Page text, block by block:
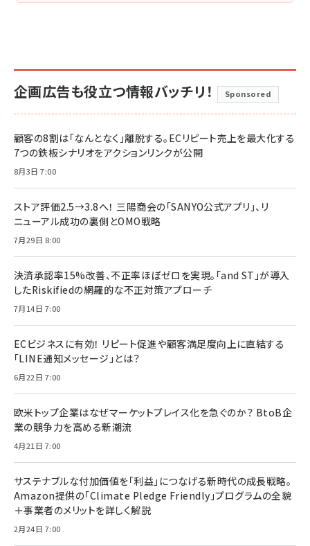
企画広告も役立つ情報バッチリ！ Sponsored
顧客の8割は「なんとなく」離脱する。ECリピート売上を最大化する
7つの鉄板シナリオをアクションリンクが公開
8月3日 7:00
ストア評価2.5→3.8へ！ 三陽商会の「SANYO公式アプリ」、リ
ニューアル成功の裏側とOMO戦略
7月29日 8:00
決済承認率15%改善、不正率ほぼゼロを実現。「and ST」が導入
したRiskifiedの網羅的な不正対策アプローチ
7月14日 7:00
ECビジネスに有効！ リピート促進や顧客満足度向上に直結する
「LINE通知メッセージ」とは？
6月22日 7:00
欧米トップ企業はなぜマーケットプレイス化を急ぐのか？ BtoB企
業の競争力を高める新潮流
4月21日 7:00
サステナブルな付加価値を「利益」につなげる新時代の成長戦略。
Amazon提供の「Climate Pledge Friendly」プログラムの全貌
＋事業者のメリットを詳しく解説
2月24日 7:00